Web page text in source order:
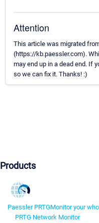
Attention
This article was migrated
(https://kb.paessler.com).
may end up in a dead end. If
so we can fix it. Thanks! :)
Products
Paessler PRTGMonitor your
PRTG Network Monitor